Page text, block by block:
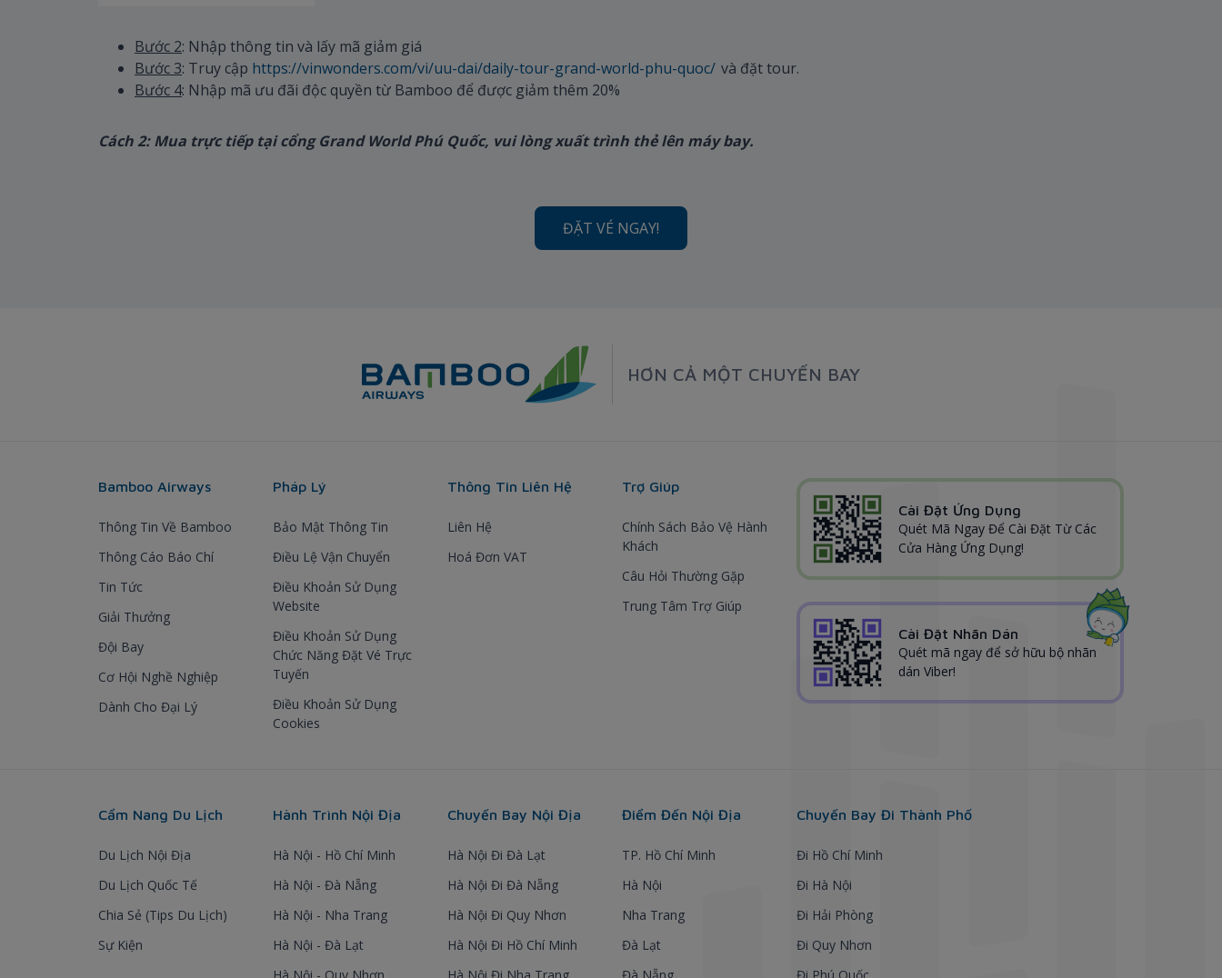
Bước 2: Nhập thông tin và lấy mã giảm giá
Bước 3: Truy cập https://vinwonders.com/vi/uu-dai/daily-tour-grand-world-phu-quoc/ và đặt tour.
Bước 4: Nhập mã ưu đãi độc quyền từ Bamboo để được giảm thêm 20%
Cách 2: Mua trực tiếp tại cổng Grand World Phú Quốc, vui lòng xuất trình thẻ lên máy bay.
ĐẶT VÉ NGAY!
HƠN CẢ MỘT CHUYẾN BAY
Bamboo Airways
Thông Tin Về Bamboo
Thông Cáo Báo Chí
Tin Tức
Giải Thưởng
Đội Bay
Cơ Hội Nghề Nghiệp
Dành Cho Đại Lý
Pháp Lý
Bảo Mật Thông Tin
Điều Lệ Vận Chuyển
Điều Khoản Sử Dụng
Website
Điều Khoản Sử Dụng
Chức Năng Đặt Vé Trực
Tuyến
Điều Khoản Sử Dụng
Cookies
Thông Tin Liên Hệ
Liên Hệ
Hoá Đơn VAT
Trợ Giúp
Chính Sách Bảo Vệ Hành
Khách
Câu Hỏi Thường Gặp
Trung Tâm Trợ Giúp
Cài Đặt Ứng Dụng
Quét Mã Ngay Để Cài Đặt Từ Các
Cửa Hàng Ứng Dụng!
Cài Đặt Nhãn Dán
Quét mã ngay để sở hữu bộ nhãn
dán Viber!
Cẩm Nang Du Lịch
Du Lịch Nội Địa
Du Lịch Quốc Tế
Chia Sẻ (Tips Du Lịch)
Sự Kiện
Hành Trình Nội Địa
Hà Nội - Hồ Chí Minh
Hà Nội - Đà Nẵng
Hà Nội - Nha Trang
Hà Nội - Đà Lạt
Chuyến Bay Nội Địa
Hà Nội Đi Đà Lạt
Hà Nội Đi Đà Nẵng
Hà Nội Đi Quy Nhơn
Hà Nội Đi Hồ Chí Minh
Điểm Đến Nội Địa
TP. Hồ Chí Minh
Hà Nội
Nha Trang
Đà Lạt
Chuyến Bay Đi Thành Phố
Đi Hồ Chí Minh
Đi Hà Nội
Đi Hải Phòng
Đi Quy Nhơn